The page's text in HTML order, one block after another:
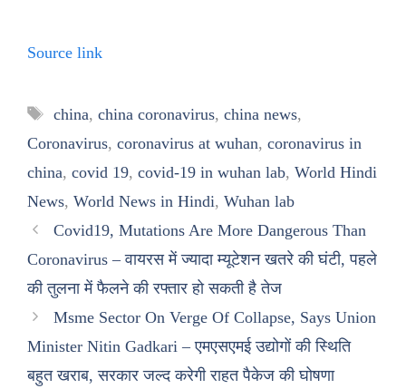
Source link
Tags
china, china coronavirus, china news,
Coronavirus, coronavirus at wuhan, coronavirus in
china, covid 19, covid-19 in wuhan lab, World Hindi
News, World News in Hindi, Wuhan lab
Covid19, Mutations Are More Dangerous Than
Coronavirus – वायरस में ज्यादा म्यूटेशन खतरे की घंटी, पहले
की तुलना में फैलने की रफ्तार हो सकती है तेज
Msme Sector On Verge Of Collapse, Says Union
Minister Nitin Gadkari – एमएसएमई उद्योगों की स्थिति
बहुत खराब, सरकार जल्द करेगी राहत पैकेज की घोषणा